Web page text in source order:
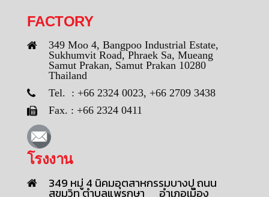
FACTORY
349 Moo 4, Bangpoo Industrial Estate,
Sukhumvit Road, Phraek Sa, Mueang
Samut Prakan, Samut Prakan 10280
Thailand
Tel. : +66 2324 0023, +66 2709 3438
Fax. : +66 2324 0411
โรงงาน
349 หมู่ 4 นิคมอุตสาหกรรมบางปู ถนน
สุขุมวิท ตำบลแพรกษา อำเภอเมือง